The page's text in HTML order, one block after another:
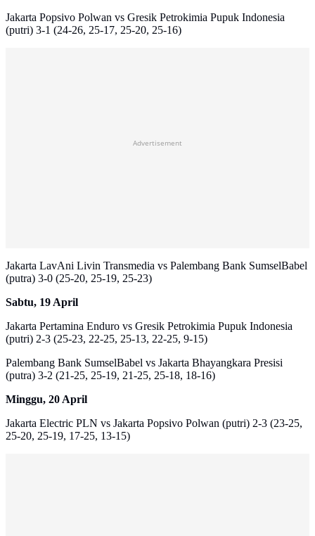
Jakarta Popsivo Polwan vs Gresik Petrokimia Pupuk Indonesia
(putri) 3-1 (24-26, 25-17, 25-20, 25-16)
Advertisement
Jakarta LavAni Livin Transmedia vs Palembang Bank SumselBabel
(putra) 3-0 (25-20, 25-19, 25-23)
Sabtu, 19 April
Jakarta Pertamina Enduro vs Gresik Petrokimia Pupuk Indonesia
(putri) 2-3 (25-23, 22-25, 25-13, 22-25, 9-15)
Palembang Bank SumselBabel vs Jakarta Bhayangkara Presisi
(putra) 3-2 (21-25, 25-19, 21-25, 25-18, 18-16)
Minggu, 20 April
Jakarta Electric PLN vs Jakarta Popsivo Polwan (putri) 2-3 (23-25,
25-20, 25-19, 17-25, 13-15)